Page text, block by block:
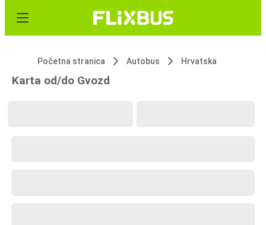
Početna stranica Autobus Hrvatska
Karta od/do Gvozd